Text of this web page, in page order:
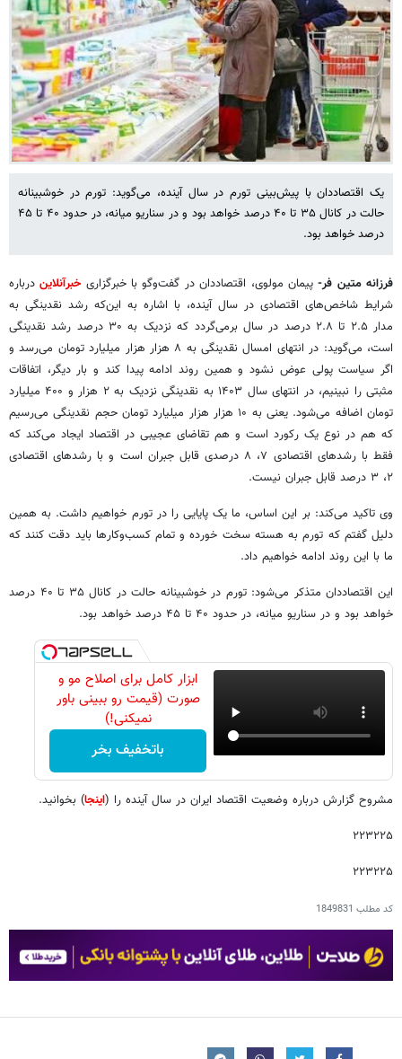
یک اقتصاددان با پیش‌بینی تورم در سال آینده، می‌گوید: تورم در خوشبینانه
حالت در کانال ۳۵ تا ۴۰ درصد خواهد بود و در سناریو میانه، در حدود ۴۰ تا ۴۵
درصد خواهد بود.
فرزانه متین فر-پیمان مولوی، اقتصاددان در گفت‌وگو با خبرگزاریخبرآنلایندرباره
شرایط شاخص‌های اقتصادی در سال آینده، با اشاره به این‌که رشد نقدینگی به
مدار ۲.۵ تا ۲.۸ درصد در سال برمی‌گردد که نزدیک به ۳۰ درصد رشد نقدینگی
است، می‌گوید: در انتهای امسال نقدینگی به ۸ هزار هزار میلیارد تومان می‌رسد و
اگر سیاست پولی عوض نشود و همین روند ادامه پیدا کند و بار دیگر، اتفاقات
مثبتی را نبینیم، در انتهای سال ۱۴۰۳ به نقدینگی نزدیک به ۲ هزار و ۴۰۰ میلیارد
تومان اضافه می‌شود. یعنی به ۱۰ هزار هزار میلیارد تومان حجم نقدینگی می‌رسیم
که هم در نوع یک رکورد است و هم تقاضای عجیبی در اقتصاد ایجاد می‌کند که
فقط با رشدهای اقتصادی ۷، ۸ درصدی قابل جبران است و با رشدهای اقتصادی
۲، ۳ درصد قابل جبران نیست.
وی تاکید می‌کند: بر این اساس، ما یک پایایی را در تورم خواهیم داشت. به همین
دلیل گفتم که تورم به هسته سخت خورده و تمام کسب‌وکارها باید دقت کنند که
ما با این روند ادامه خواهیم داد.
این اقتصاددان متذکر می‌شود: تورم در خوشبینانه حالت در کانال ۳۵ تا ۴۰ درصد
خواهد بود و در سناریو میانه، در حدود ۴۰ تا ۴۵ درصد خواهد بود.
ابزار کامل برای اصلاح مو و
صورت (قیمت رو ببینی باور
نمیکنی!)
باتخفیف بخر
مشروح گزارش درباره وضعیت اقتصاد ایران در سال آینده را (اینجا) بخوانید.
۲۲۳۲۲۵
۲۲۳۲۲۵
کد مطلب 1849831